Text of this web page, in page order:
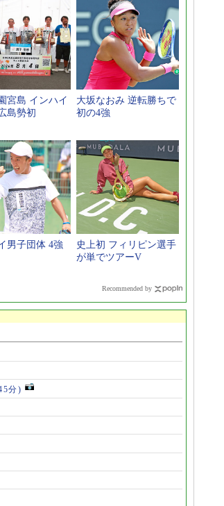
宮島 インハイ
島勢初
大坂なおみ 逆転勝ちで
初の4強
男子団体 4強
史上初 フィリピン選手
が単でツアーV
Recommended by
分)